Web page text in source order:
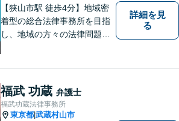
分】
【狭山市駅 徒歩4分】地域密
着型の総合法律事務所を目指
し、地域の方々の法律問題を
気軽にご相談ください。
詳細を見
る
福武 功蔵 弁護士
福武功蔵法律事務所
東京都 武蔵村山市